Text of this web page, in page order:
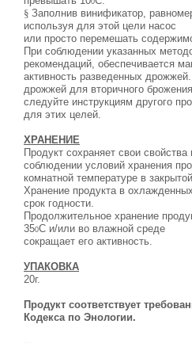
0
§ Заполнив винификатор,
используя для этой цели насос
или просто перемешать
При соблюдении указанных
рекомендаций, обеспечивается
активность разведенных
дрожжей для вторичного
следуйте инструкциям другого
для этих целей.
ХРАНЕНИЕ
Продукт сохраняет свои
соблюдении условий хранения
комнатной температуре в
Хранение продукта в
срок годности.
Продолжительное хранение
350С и/или во влажной среде
сокращает его активность.
УПАКОВКА
20г.
Продукт соответствует
Кодекса по Энологии.